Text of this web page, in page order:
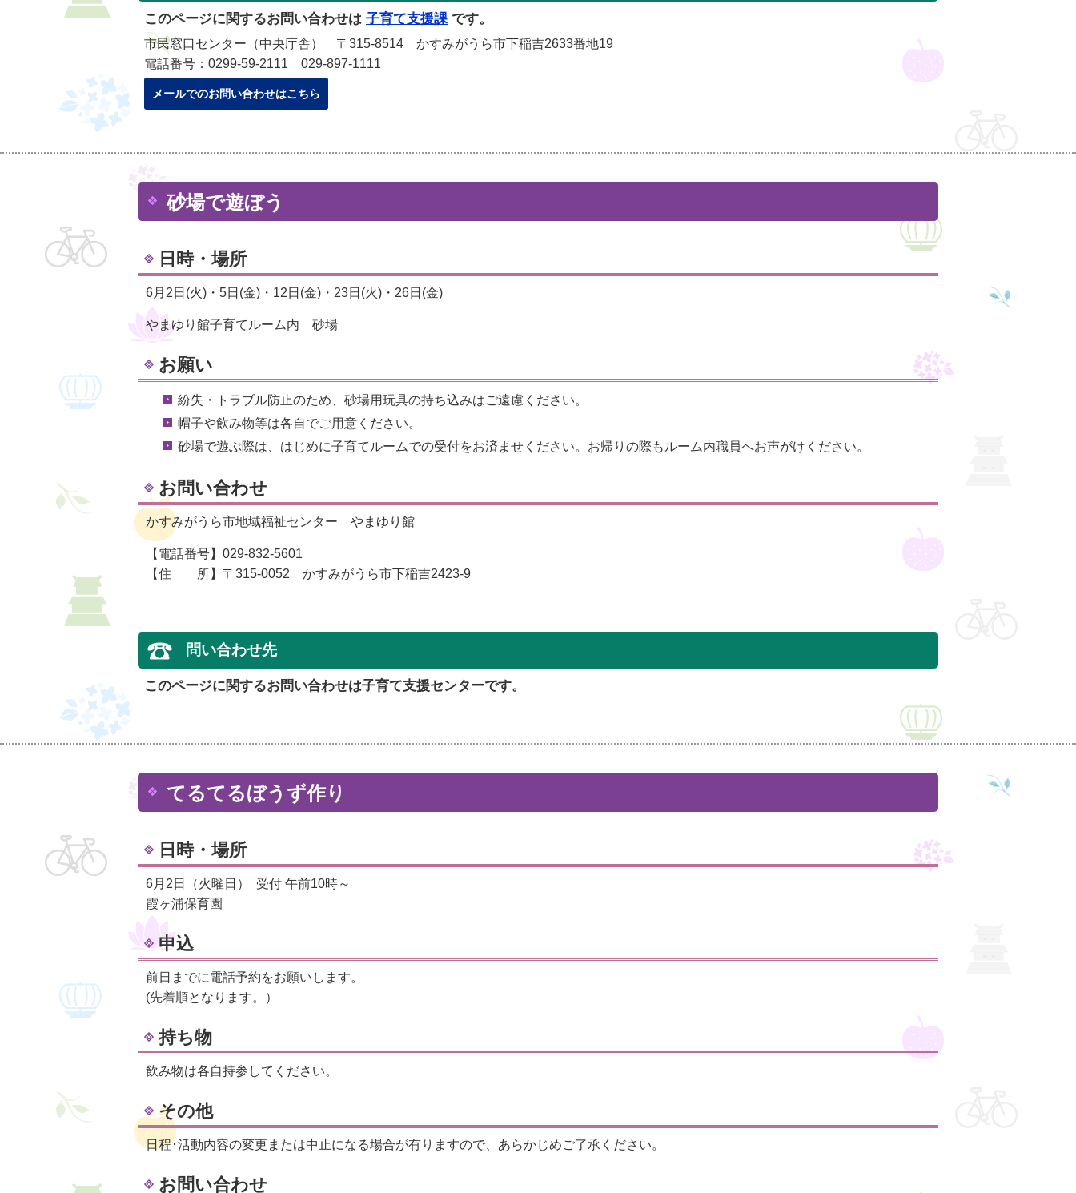
このページに関するお問い合わせは 子育て支援課 です。
市民窓口センター（中央庁舎） 〒315-8514 かすみがうら市下稲吉2633番地19
電話番号：0299-59-2111 029-897-1111
メールでのお問い合わせはこちら
砂場で遊ぼう
日時・場所
6月2日(火)・5日(金)・12日(金)・23日(火)・26日(金)
やまゆり館子育てルーム内 砂場
お願い
紛失・トラブル防止のため、砂場用玩具の持ち込みはご遠慮ください。
帽子や飲み物等は各自でご用意ください。
砂場で遊ぶ際は、はじめに子育てルームでの受付をお済ませください。お帰りの際もルーム内職員へお声がけください。
お問い合わせ
かすみがうら市地域福祉センター やまゆり館
【電話番号】029-832-5601
【住 所】〒315-0052 かすみがうら市下稲吉2423-9
問い合わせ先
このページに関するお問い合わせは子育て支援センターです。
てるてるぼうず作り
日時・場所
6月2日（火曜日） 受付 午前10時～
霞ヶ浦保育園
申込
前日までに電話予約をお願いします。
(先着順となります。）
持ち物
飲み物は各自持参してください。
その他
日程･活動内容の変更または中止になる場合が有りますので、あらかじめご了承ください。
お問い合わせ